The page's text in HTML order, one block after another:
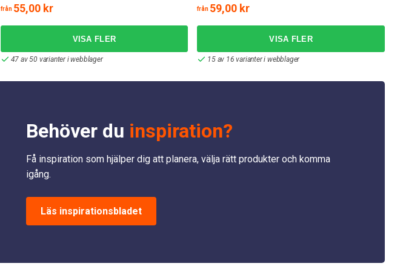
från 55,00 kr
47 av 50 varianter i webblager
från 59,00 kr
15 av 16 varianter i webblager
Behöver du inspiration?
Få inspiration som hjälper dig att planera, välja rätt produkter och komma
igång.
Läs inspirationsbladet